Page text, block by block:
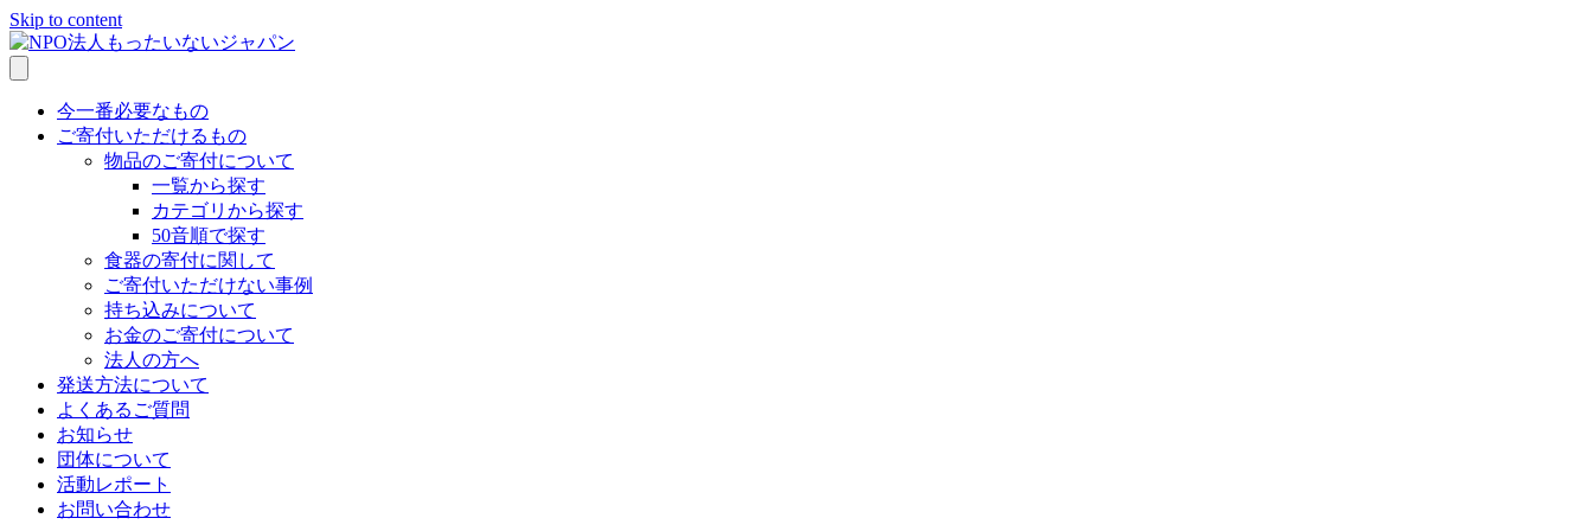
Skip to content
今一番必要なもの
ご寄付いただけるもの
物品のご寄付について
一覧から探す
カテゴリから探す
50音順で探す
食器の寄付に関して
ご寄付いただけない事例
持ち込みについて
お金のご寄付について
法人の方へ
発送方法について
よくあるご質問
お知らせ
団体について
活動レポート
お問い合わせ